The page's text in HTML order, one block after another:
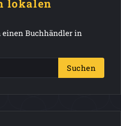
lokalen
einen Buchhändler in
Suchen